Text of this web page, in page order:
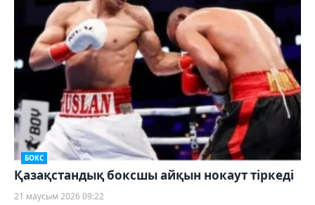
БОКС
Қазақстандық боксшы айқын нокаут тіркеді
21 маусым 2026 09:22